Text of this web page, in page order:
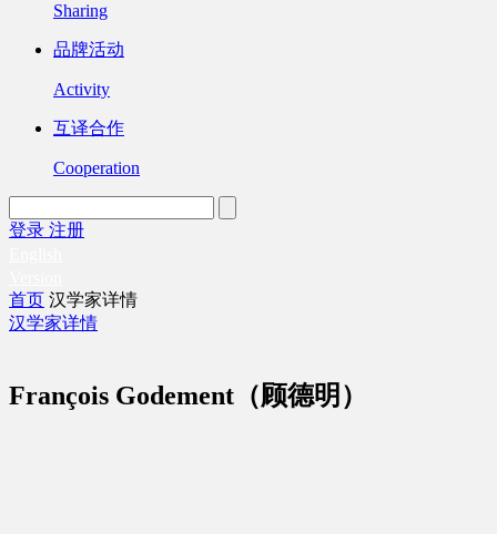
Sharing
品牌活动
Activity
互译合作
Cooperation
登录 注册
首页 汉学家详情
汉学家详情
François Godement（顾德明）